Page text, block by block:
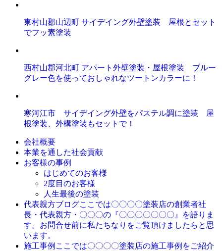
東村山郡山辺町 サイデイング外壁塗装 屋根とセット
でフッ素塗装
西村山郡河北町 アパート外壁塗装・屋根塗装 ブルー
グレー色を使っておしゃれなツートンカラーに！
寒河江市 サイデイング外壁をパステル調に塗装 屋
根塗装、外構塗装もセットで！
会社概要
本業を通した社会貢献
お客様の事例
はじめてのお客様
2度目のお客様
人生最後の塗装
代表親方ブログここでは〇〇〇〇塗装店の創業者社
長・代表親方・〇〇〇の『〇〇〇〇〇〇〇』を語りま
す。お問合せ前に私たちなりをご覧頂けましたらと思
います。
施工事例 ここでは〇〇〇〇塗装店の施工事例をご紹介